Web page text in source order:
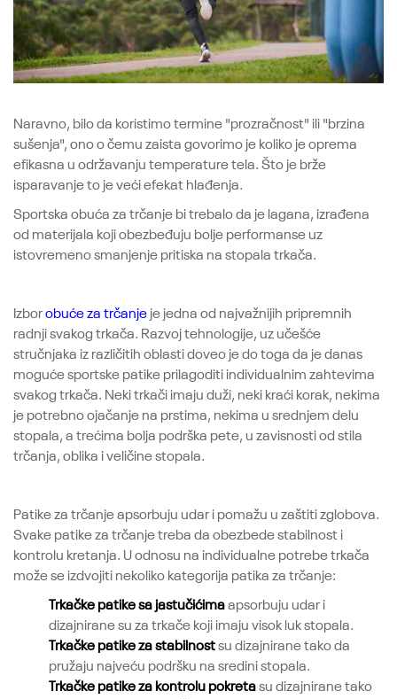
Naravno, bilo da koristimo termine "prozračnost" ili "brzina
sušenja", ono o čemu zaista govorimo je koliko je oprema
efikasna u održavanju temperature tela. Što je brže
isparavanje to je veći efekat hlađenja.
Sportska obuća za trčanje bi trebalo da je lagana, izrađena
od materijala koji obezbeđuju bolje performanse uz
istovremeno smanjenje pritiska na stopala trkača.
Izborobuće za trčanjeje jedna od najvažnijih pripremnih
radnji svakog trkača. Razvoj tehnologije, uz učešće
stručnjaka iz različitih oblasti doveo je do toga da je danas
moguće sportske patike prilagoditi individualnim zahtevima
svakog trkača. Neki trkači imaju duži, neki kraći korak, nekima
je potrebno ojačanje na prstima, nekima u srednjem delu
stopala, a trećima bolja podrška pete, u zavisnosti od stila
trčanja, oblika i veličine stopala.
Patike za trčanje apsorbuju udar i pomažu u zaštiti zglobova.
Svake patike za trčanje treba da obezbede stabilnost i
kontrolu kretanja. U odnosu na individualne potrebe trkača
može se izdvojiti nekoliko kategorija patika za trčanje:
Trkačke patike sa jastučićimaapsorbuju udar i
dizajnirane su za trkače koji imaju visok luk stopala.
Trkačke patike za stabilnostsu dizajnirane tako da
pružaju najveću podršku na sredini stopala.
Trkačke patike za kontrolu pokretasu dizajnirane tako